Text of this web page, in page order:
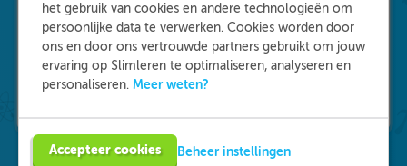
het gebruik van cookies en andere technologieën om
persoonlijke data te verwerken. Cookies worden door
ons en door ons vertrouwde partners gebruikt om jouw
ervaring op Slimleren te optimaliseren, analyseren en
personaliseren. Meer weten?
Accepteer cookies Beheer instellingen